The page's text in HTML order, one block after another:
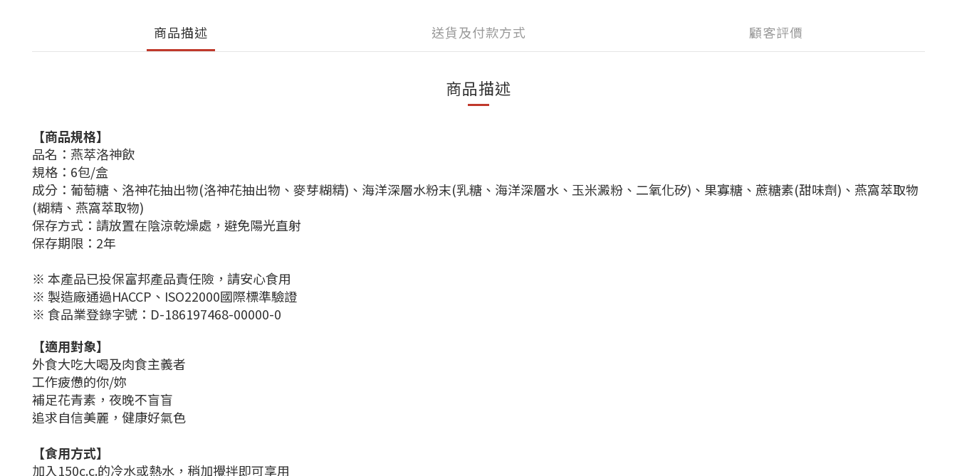
商品描述 送貨及付款方式 顧客評價
商品描述
【商品規格】
品名：燕萃洛神飲
規格：6包/盒
成分：葡萄糖、洛神花抽出物(洛神花抽出物、麥芽糊精)、海洋深層水粉末(乳糖、海洋深層水、玉米澱粉、二氧化矽)、果寡糖、蔗糖素(甜味劑)、燕窩萃取物
(糊精、燕窩萃取物)
保存方式：請放置在陰涼乾燥處，避免陽光直射
保存期限：2年
※ 本產品已投保富邦產品責任險，請安心食用
※ 製造廠通過HACCP、ISO22000國際標準驗證
※ 食品業登錄字號：D-186197468-00000-0
【適用對象】
外食大吃大喝及肉食主義者
工作疲憊的你/妳
補足花青素， 夜晚不盲盲
追求自信美麗，健康好氣色
【食用方式】
加入150c.c.的冷水或熱水，稍加攪拌即可享用